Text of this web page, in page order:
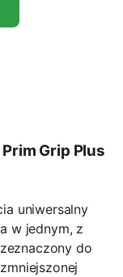
Grip Plus
uniwersalny
w jednym, z
do